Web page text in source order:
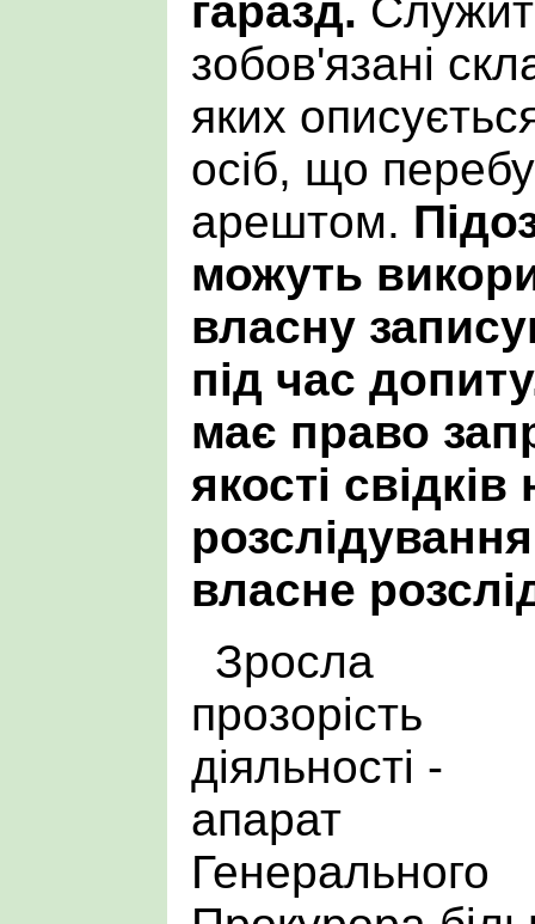
гаразд.
зобов'язані
яких
осіб, що
арештом.
можуть
власну
під час
має право
якості
власне
Зросла
прозорість
діяльності -
апарат
Генерального